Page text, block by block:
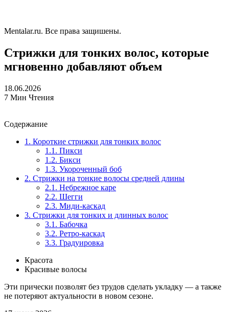
Mentalar.ru. Все права защишены.
Стрижки для тонких волос, которые
мгновенно добавляют объем
18.06.2026
7 Мин Чтения
Содержание
1. Короткие стрижки для тонких волос
1.1. Пикси
1.2. Бикси
1.3. Укороченный боб
2. Стрижки на тонкие волосы средней длины
2.1. Небрежное каре
2.2. Шегги
2.3. Миди-каскад
3. Стрижки для тонких и длинных волос
3.1. Бабочка
3.2. Ретро-каскад
3.3. Градуировка
Красота
Красивые волосы
Эти прически позволят без трудов сделать укладку — а также
не потеряют актуальности в новом сезоне.